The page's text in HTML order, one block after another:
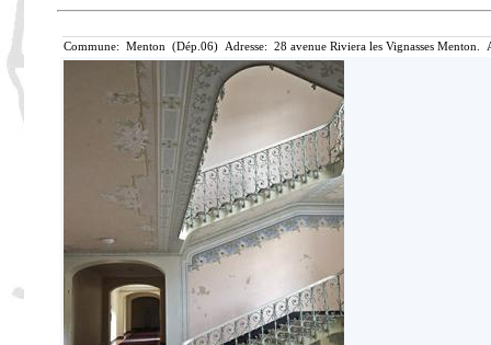
Commune: Menton (Dép.06) Adresse: 28 avenue Riviera les Vignasses